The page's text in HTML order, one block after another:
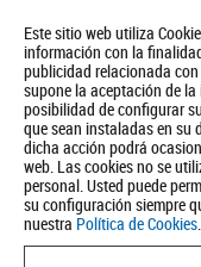
Este sitio web utiliza
información con la
publicidad relacionada
supone la aceptación de
posibilidad de configurar
que sean instaladas en su
dicha acción podrá
web. Las cookies no se
personal. Usted puede
su configuración siempre
nuestra Política de Cookies.
Quiénes